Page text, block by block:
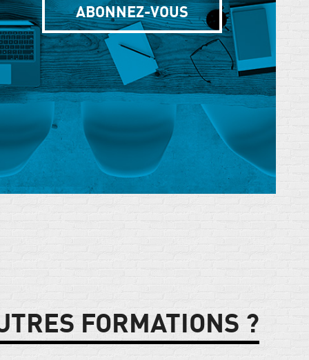
ABONNEZ-VOUS
FORMATIONS ?